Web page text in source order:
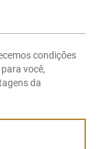
condições
você,
da